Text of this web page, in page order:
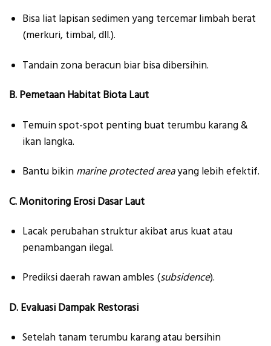
Bisa liat lapisan sedimen yang tercemar limbah berat
(merkuri, timbal, dll.).
Tandain zona beracun biar bisa dibersihin.
B. Pemetaan Habitat Biota Laut
Temuin spot-spot penting buat terumbu karang &
ikan langka.
Bantu bikin marine protected areayang lebih efektif.
C. Monitoring Erosi Dasar Laut
Lacak perubahan struktur akibat arus kuat atau
penambangan ilegal.
Prediksi daerah rawan ambles (subsidence).
D. Evaluasi Dampak Restorasi
Setelah tanam terumbu karang atau bersihin